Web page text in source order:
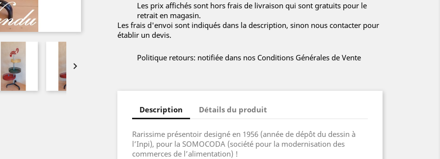

Les prix affichés sont hors frais de livraison qui sont gratuits pour le
retrait en magasin.
Les frais d'envoi sont indiqués dans la description, sinon nous contacter pour
établir un devis.
Politique retours: notifiée dans nos Conditions Générales de Vente
Description Détails du produit
Rarissime présentoir designé en 1956 (année de dépôt du dessin à
l’Inpi), pour la SOMOCODA (société pour la modernisation des
commerces de l’alimentation) !